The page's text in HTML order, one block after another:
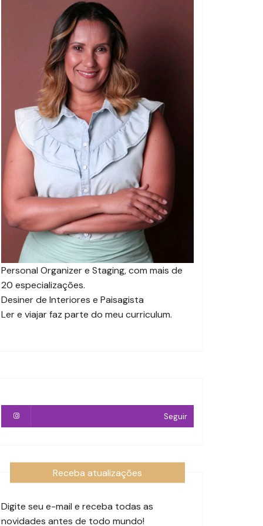
Personal Organizer e Staging, com mais de
20 especializações.
Desiner de Interiores e Paisagista
Ler e viajar faz parte do meu curriculum.
Seguir
Receba atualizações
Digite seu e-mail e receba todas as
novidades antes de todo mundo!